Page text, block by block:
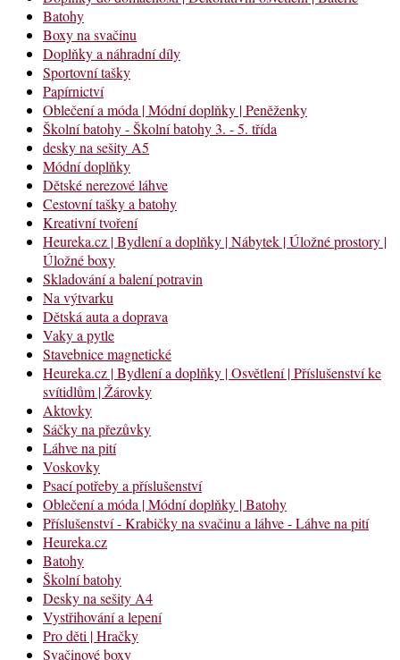
Batohy
Boxy na svačinu
Doplňky a náhradní díly
Sportovní tašky
Papírnictví
Oblečení a móda | Módní doplňky | Peněženky
Školní batohy - Školní batohy 3. - 5. třída
desky na sešity A5
Módní doplňky
Dětské nerezové láhve
Cestovní tašky a batohy
Kreativní tvoření
Heureka.cz | Bydlení a doplňky | Nábytek | Úložné prostory |
Úložné boxy
Skladování a balení potravin
Na výtvarku
Dětská auta a doprava
Vaky a pytle
Stavebnice magnetické
Heureka.cz | Bydlení a doplňky | Osvětlení | Příslušenství ke
svítidlům | Žárovky
Aktovky
Sáčky na přezůvky
Láhve na pití
Voskovky
Psací potřeby a příslušenství
Oblečení a móda | Módní doplňky | Batohy
Příslušenství - Krabičky na svačinu a láhve - Láhve na pití
Heureka.cz
Batohy
Školní batohy
Desky na sešity A4
Vystřihování a lepení
Pro děti | Hračky
Svačinové boxy